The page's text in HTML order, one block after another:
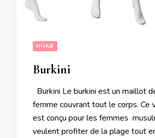
HIJAB
Burkini
Burkini Le burkini est un maillot
femme couvrant tout le corps. Ce
est conçu pour les femmes
veulent profiter de la plage tout